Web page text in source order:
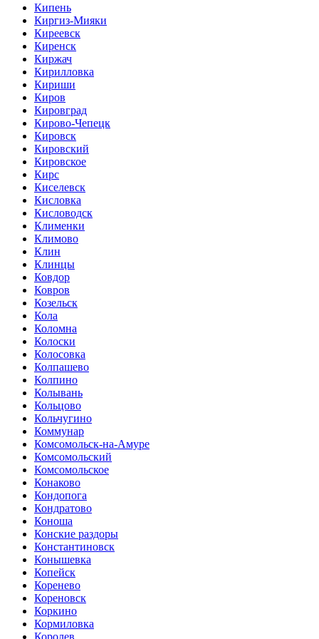
Кипень
Киргиз-Мияки
Киреевск
Киренск
Киржач
Кирилловка
Кириши
Киров
Кировград
Кирово-Чепецк
Кировск
Кировский
Кировское
Кирс
Киселевск
Кисловка
Кисловодск
Клименки
Климово
Клин
Клинцы
Ковдор
Ковров
Козельск
Кола
Коломна
Колоски
Колосовка
Колпашево
Колпино
Колывань
Кольцово
Кольчугино
Коммунар
Комсомольск-на-Амуре
Комсомольский
Комсомольское
Конаково
Кондопога
Кондратово
Коноша
Конские раздоры
Константиновск
Конышевка
Копейск
Коренево
Кореновск
Коркино
Кормиловка
Королев